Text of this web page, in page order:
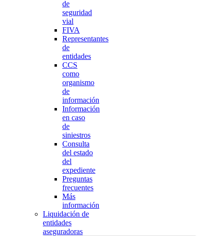
de
seguridad
vial
FIVA
Representantes
de
entidades
CCS
como
organismo
de
información
Información
en caso
de
siniestros
Consulta
del estado
del
expediente
Preguntas
frecuentes
Más
información
Liquidación de
entidades
aseguradoras